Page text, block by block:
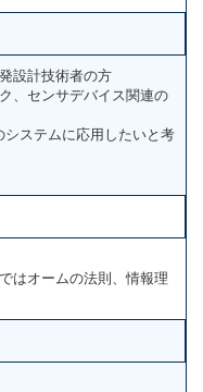
設計技術者の方
、センサデバイス関連の
システムに応用したいと考
はオームの法則、情報理